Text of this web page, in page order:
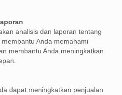
analisis dan laporan tentang
Anda memahami
membantu Anda meningkatkan
dapat meningkatkan penjualan